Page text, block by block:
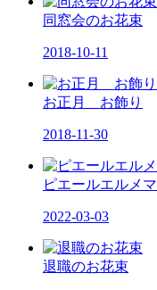
同窓会のお花束
2018-10-11
お正月 お飾り
2018-11-30
ピエールエルメ
2022-03-03
退職のお花束